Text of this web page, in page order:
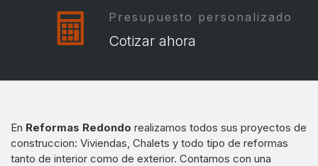
Presupuesto personalizado
Cotizar ahora
En Reformas Redondo realizamos todos sus proyectos de
construccion: Viviendas, Chalets y todo tipo de reformas
tanto de interior como de exterior. Contamos con una